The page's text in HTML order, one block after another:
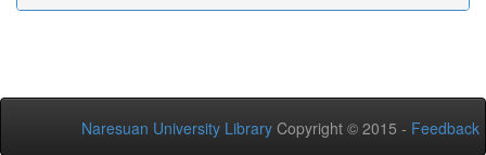
Naresuan University Library Copyright © 2015 - Feedback